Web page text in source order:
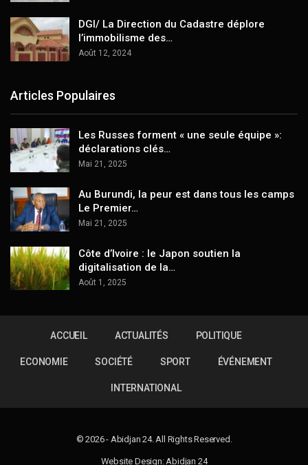
DGI/ La Direction du Cadastre déplore
l’immobilisme des…
Août 12, 2024
Articles Populaires
Les Russes forment « une seule équipe »:
déclarations clés…
Mai 21, 2025
Au Burundi, la peur est dans tous les camps
Le Premier…
Mai 21, 2025
Côte d’Ivoire : le Japon soutien la
digitalisation de la…
Août 1, 2025
ACCUEIL ACTUALITÉS POLITIQUE
ECONOMIE SOCIÉTÉ SPORT ÉVÉNEMENT
INTERNATIONAL
© 2026 - Abidjan 24. All Rights Reserved.
Website Design: Abidjan 24